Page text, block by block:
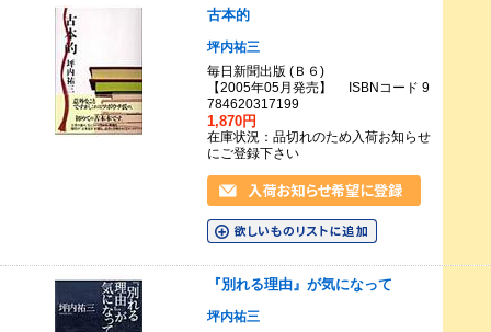
古本的
坪内祐三
毎日新聞出版 (Ｂ６)
【2005年05月発売】 ISBNコード 9
784620317199
1,870円
在庫状況：品切れのため入荷お知らせ
にご登録下さい
『別れる理由』が気になって
坪内祐三